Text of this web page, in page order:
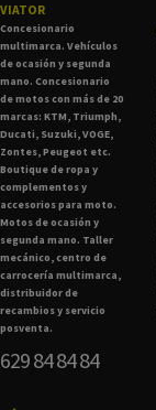
VIATOR
Concesionario
multimarca. Vehículos
de ocasión y segunda
mano. Concesionario
de motos con más de 20
marcas: KTM, Triumph,
Ducati, Suzuki, VOGE,
Zontes, Peugeot etc.
Boutique de ropa y
complementos y
accesorios para moto.
Motos de ocasión y
segunda mano. Taller
mecánico, centro de
carrocería multimarca,
distribuidor de
recambios y servicio
posventa.
629 84 84 84